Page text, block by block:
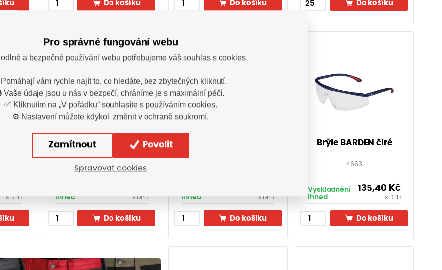
Do košíku Do košíku Do košíku
s DPH
Brýle ROZELLE čiré
ihned
s DPH
Do košíku
ihned
s DPH
Do košíku
Brýle BARDEN čiré
4663
Vyskladnění
ihned
135,40 Kč
s DPH
Do košíku
Pro správné fungování webu
a bezpečné používání webu potřebujeme váš souhlas s cookies.
Pomáhají vám rychle najít to, co hledáte, bez zbytečných kliknutí.
Vaše údaje jsou u nás v bezpečí, chráníme je s maximální péčí.
✅ Kliknutím na „V pořádku“ souhlasíte s používáním cookies.
⚙️ Nastavení můžete kdykoli změnit v ochraně soukromí.
Zamítnout Povolit
Spravovat cookies